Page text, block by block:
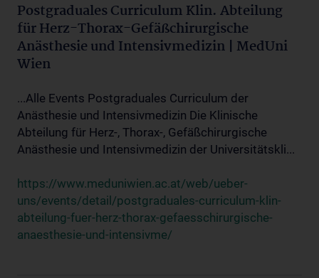
Postgraduales Curriculum Klin. Abteilung
für Herz-Thorax-Gefäßchirurgische
Anästhesie und Intensivmedizin | MedUni
Wien
...Alle Events Postgraduales Curriculum der
Anästhesie und Intensivmedizin Die Klinische
Abteilung für Herz-, Thorax-, Gefäßchirurgische
Anästhesie und Intensivmedizin der Universitätskli...
https://www.meduniwien.ac.at/web/ueber-
uns/events/detail/postgraduales-curriculum-klin-
abteilung-fuer-herz-thorax-gefaesschirurgische-
anaesthesie-und-intensivme/